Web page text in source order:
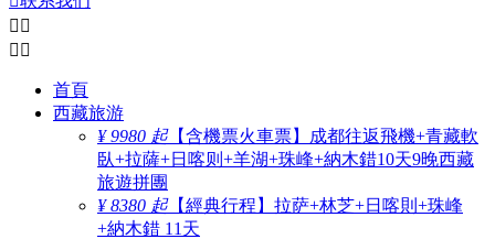
 
 
首頁
西藏旅游
¥ 9980 起【含機票火車票】成都往返飛機+青藏軟
臥+拉薩+日喀则+羊湖+珠峰+納木錯10天9晚西藏
旅遊拼團
¥ 8380 起【經典行程】拉萨+林芝+日喀則+珠峰
+納木錯 11天